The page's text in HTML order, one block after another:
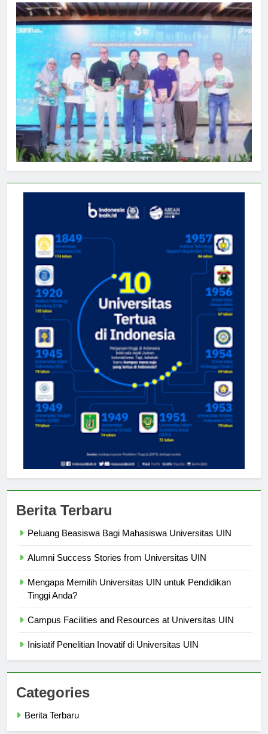
Berita Terbaru
Peluang Beasiswa Bagi Mahasiswa Universitas UIN
Alumni Success Stories from Universitas UIN
Mengapa Memilih Universitas UIN untuk Pendidikan
Tinggi Anda?
Campus Facilities and Resources at Universitas UIN
Inisiatif Penelitian Inovatif di Universitas UIN
Categories
Berita Terbaru